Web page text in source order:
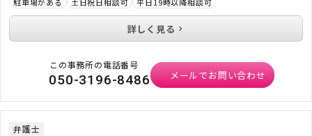
駐車場がある
土日祝日相談可 平日19時以降相談可
詳しく見る
この事務所の電話番号
050-3196-8486 メールでお問い合わせ
弁護士